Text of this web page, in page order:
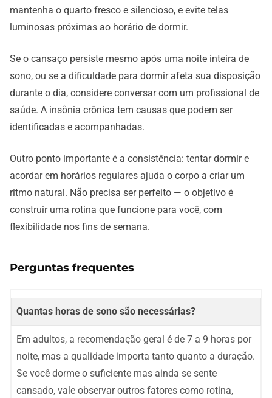
mantenha o quarto fresco e silencioso, e evite telas
luminosas próximas ao horário de dormir.
Se o cansaço persiste mesmo após uma noite inteira de
sono, ou se a dificuldade para dormir afeta sua disposição
durante o dia, considere conversar com um profissional de
saúde. A insônia crônica tem causas que podem ser
identificadas e acompanhadas.
Outro ponto importante é a consistência: tentar dormir e
acordar em horários regulares ajuda o corpo a criar um
ritmo natural. Não precisa ser perfeito — o objetivo é
construir uma rotina que funcione para você, com
flexibilidade nos fins de semana.
Perguntas frequentes
Quantas horas de sono são necessárias?
Em adultos, a recomendação geral é de 7 a 9 horas por
noite, mas a qualidade importa tanto quanto a duração.
Se você dorme o suficiente mas ainda se sente
cansado, vale observar outros fatores como rotina,